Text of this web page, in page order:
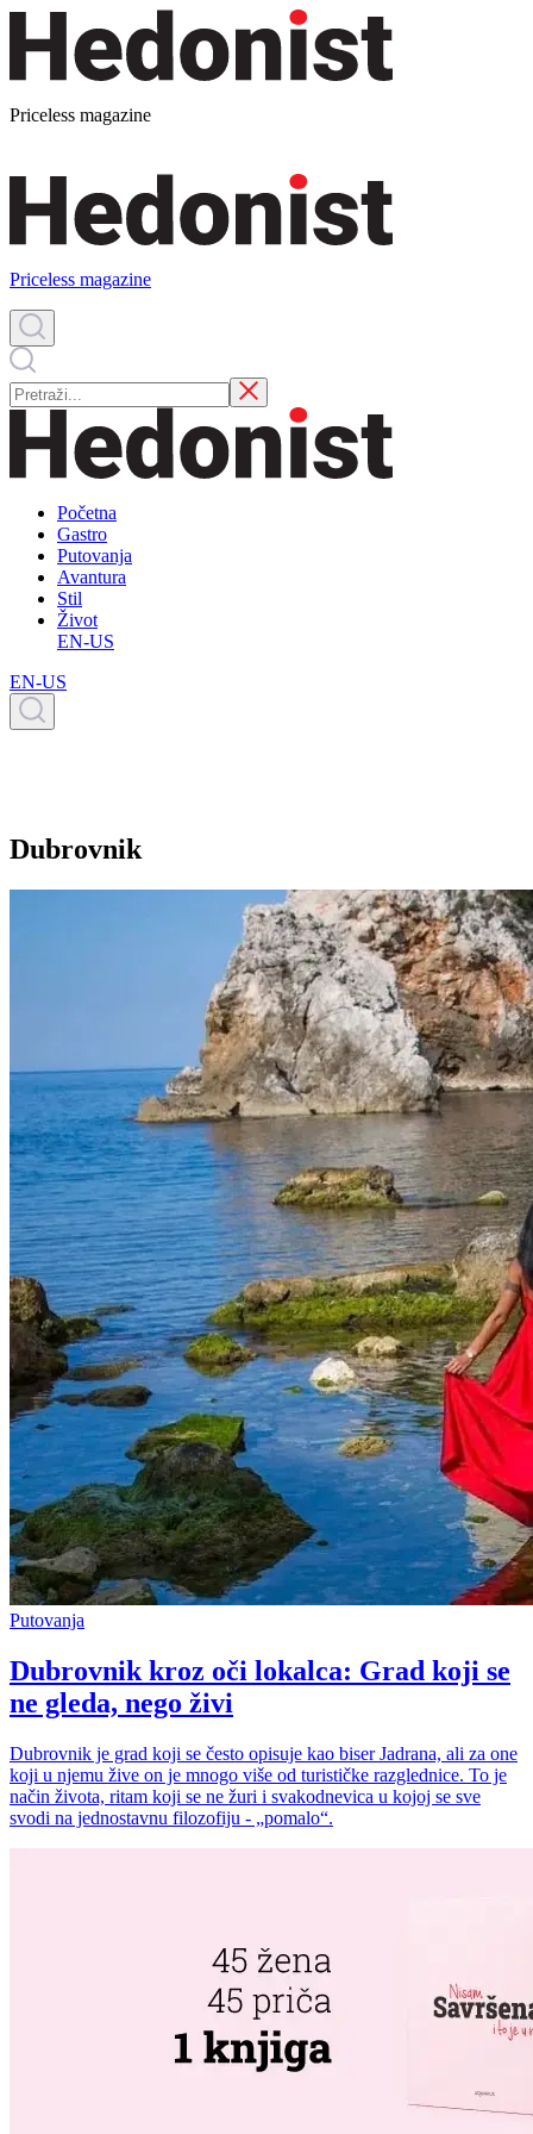
Priceless magazine
Priceless magazine
Početna
Gastro
Putovanja
Avantura
Stil
Život
EN-US
EN-US
Dubrovnik
Putovanja
Dubrovnik kroz oči lokalca: Grad koji se
ne gleda, nego živi
Dubrovnik je grad koji se često opisuje kao biser Jadrana, ali za one
koji u njemu žive on je mnogo više od turističke razglednice. To je
način života, ritam koji se ne žuri i svakodnevica u kojoj se sve
svodi na jednostavnu filozofiju - „pomalo“.